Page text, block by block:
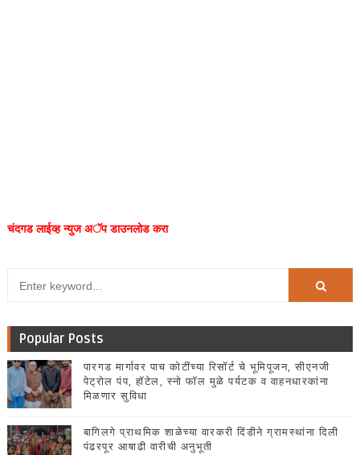
चंदगड लाईव्ह न्युज अॅप डाउनलोड करा
Popular Posts
पारगड मार्गावर पाच कोटींच्या रिसॉर्ट चे भूमिपूजन, सीएनजी
पेट्रोल पंप, हॉटेल, स्नो फॉल मुळे पर्यटक व वाहनधारकांना
मिळणार सुविधा
बागिलगे प्राथमिक शाळेच्या वारकरी दिंडीने ग्रामस्थांना दिली
पंढरपूर आषाढी वारीची अनुभूती